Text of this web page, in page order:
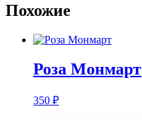
Похожие
Розa Монмарт
350 ₽